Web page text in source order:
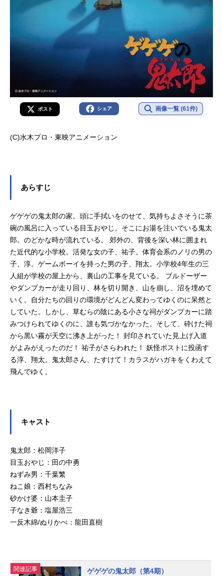
チデバイス対応で、会員限定のお得
な特典も盛りだくさん。動画を見るA
BEMA基本無料でアニメ最新作から懐
かしの名作、限定の声優番組まで24
時間お楽しみいただける。「ABEMA
プレミアム」ならすべての作品...
ポスト シェア 画像一覧 (61件)
(C)水木プロ・東映アニメーション
あらすじ
ゲゲゲの鬼太郎の家。頭に手拭いをのせて、気持ちよさそうに茶
碗の風呂に入っている目玉おやじ。そこにお湯を注いでいる鬼太
郎。のどかな時が流れている。 郊外の、背後を深い林に囲まれ
た近代的な小学校。活発な女の子、祐子。体育会系のノリの男の
子、淳。ゲームボーイを持った男の子、翔太。小学校4年生の三
人組が学校の屋上から、裏山の工事を見ている。 ブルドーザー
やダンプカーが走り回り、林を切り開き、山を崩し、沼を埋めて
いく。自分たちの回りの環境がどんどん変わってゆくのに呆然と
していた。しかし、草むらの陰にある小さな祠がダンプカーに踏
みつけられてゆくのに、誰も気づかなかった。そして、砕けた祠
から黒い霧が天空に沸き上がった！ 封印されていた見上げ入道
がよみがえったのだ！ 祐子がさらわれた！ 妖怪ポストに投函す
る淳、翔太。鬼太郎さん、たすけて！カラスがハガキをくわえて
飛んでゆく。
キャスト
鬼太郎：松岡洋子
目玉おやじ：田の中勇
ねずみ男：千葉繁
ねこ娘：西村ちなみ
砂かけ婆：山本圭子
子なき爺：塩屋浩三
一反木綿/ぬりかべ：龍田直樹
関連記事 ゲゲゲの鬼太郎（第4期）